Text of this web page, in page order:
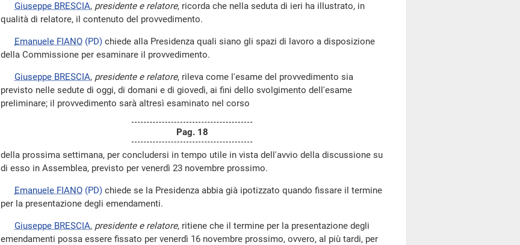
Giuseppe BRESCIA, presidente e relatore, ricorda che nella seduta di ieri ha illustrato, in
qualità di relatore, il contenuto del provvedimento.
Emanuele FIANO (PD) chiede alla Presidenza quali siano gli spazi di lavoro a disposizione
della Commissione per esaminare il provvedimento.
Giuseppe BRESCIA, presidente e relatore, rileva come l'esame del provvedimento sia
previsto nelle sedute di oggi, di domani e di giovedì, ai fini dello svolgimento dell'esame
preliminare; il provvedimento sarà altresì esaminato nel corso
Pag. 18
della prossima settimana, per concludersi in tempo utile in vista dell'avvio della discussione su
di esso in Assemblea, previsto per venerdì 23 novembre prossimo.
Emanuele FIANO (PD) chiede se la Presidenza abbia già ipotizzato quando fissare il termine
per la presentazione degli emendamenti.
Giuseppe BRESCIA, presidente e relatore, ritiene che il termine per la presentazione degli
emendamenti possa essere fissato per venerdì 16 novembre prossimo, ovvero, al più tardi, per